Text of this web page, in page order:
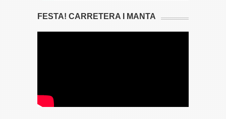
FESTA! CARRETERA I MANTA